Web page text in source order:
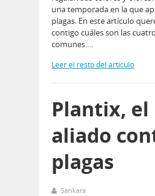
una temporada en la que
plagas. En este artículo
contigo cuáles son las
comunes.…
Leer el resto del artículo
Plantix,
aliado
plagas
Sankara